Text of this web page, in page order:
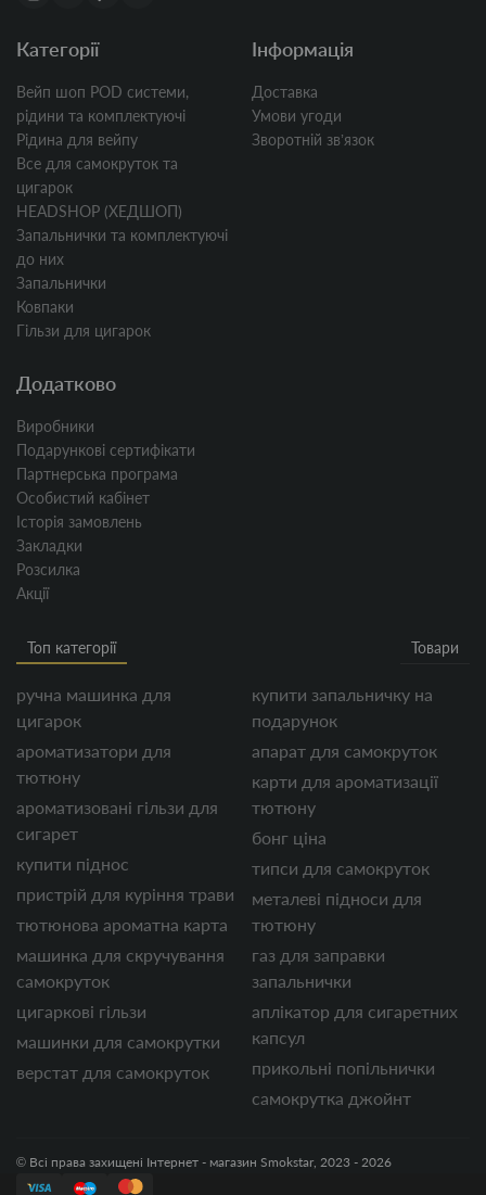
Категорії
Вейп шоп POD системи,
рідини та комплектуючі
Рідина для вейпу
Все для самокруток та
цигарок
HEADSHOP (ХЕДШОП)
Запальнички та комплектуючі
до них
Запальнички
Ковпаки
Гільзи для цигарок
Інформація
Доставка
Умови угоди
Зворотній звʼязок
Додатково
Виробники
Подарункові сертифікати
Партнерська програма
Особистий кабінет
Історія замовлень
Закладки
Розсилка
Акції
Топ категорії Товари
ручна машинка для
цигарок
ароматизатори для
тютюну
ароматизовані гільзи для
сигарет
купити піднос
пристрій для куріння трави
тютюнова ароматна карта
машинка для скручування
самокруток
цигаркові гільзи
машинки для самокрутки
верстат для самокруток
купити запальничку на
подарунок
апарат для самокруток
карти для ароматизації
тютюну
бонг ціна
типси для самокруток
металеві підноси для
тютюну
газ для заправки
запальнички
аплікатор для сигаретних
капсул
прикольні попільнички
самокрутка джойнт
© Всі права захищені Інтернет - магазин Smokstar, 2023 - 2026